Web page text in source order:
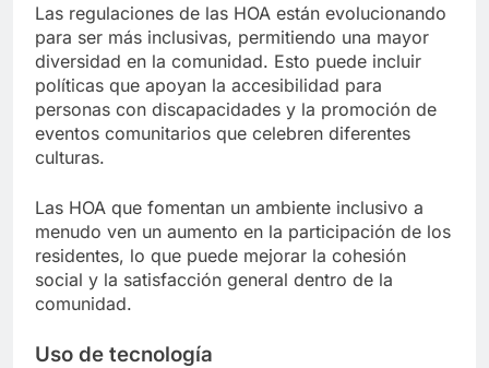
Las regulaciones de las HOA están evolucionando
para ser más inclusivas, permitiendo una mayor
diversidad en la comunidad. Esto puede incluir
políticas que apoyan la accesibilidad para
personas con discapacidades y la promoción de
eventos comunitarios que celebren diferentes
culturas.
Las HOA que fomentan un ambiente inclusivo a
menudo ven un aumento en la participación de los
residentes, lo que puede mejorar la cohesión
social y la satisfacción general dentro de la
comunidad.
Uso de tecnología